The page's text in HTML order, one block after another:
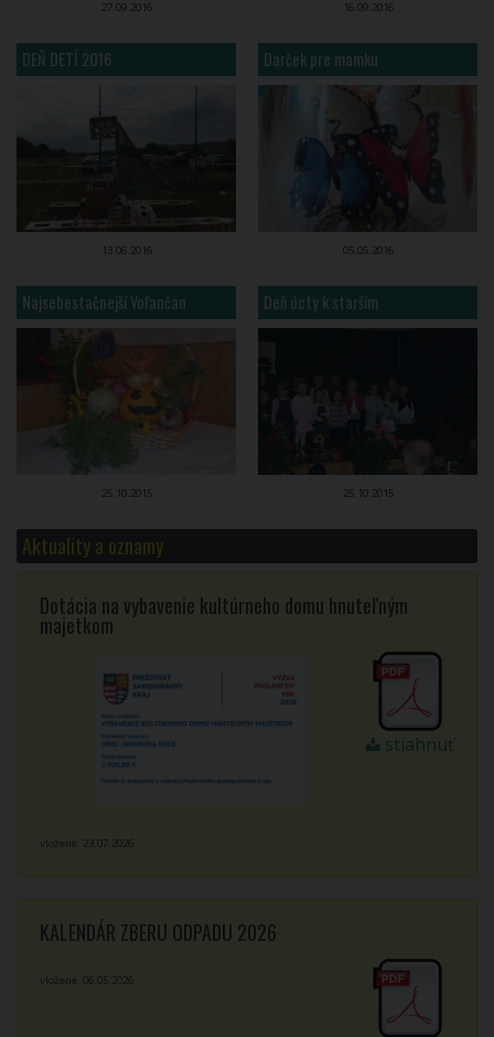
27.09.2016 16.09.2016
DEŇ DETÍ 2016
13.06.2016
Darček pre mamku
05.05.2016
Najsebestačnejší Voľančan
25.10.2015
Deň úcty k starším
25.10.2015
Aktuality a oznamy
Dotácia na vybavenie kultúrneho domu hnuteľným
majetkom
stiahnuť
vložené: 23.07.2026
KALENDÁR ZBERU ODPADU 2026
vložené: 06.05.2026